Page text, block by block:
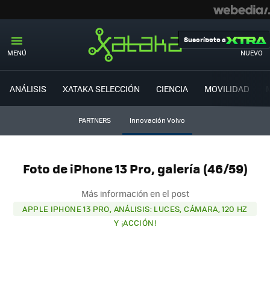
MENÚ NUEVO
Suscríbete a
ANÁLISIS XATAKA SELECCIÓN CIENCIA MOVILIDAD
PARTNERS Innovación Volvo
Foto de iPhone 13 Pro, galería (46/59)
Más información en el post
APPLE IPHONE 13 PRO, ANÁLISIS: LUCES, CÁMARA, 120 HZ
Y ¡ACCIÓN!